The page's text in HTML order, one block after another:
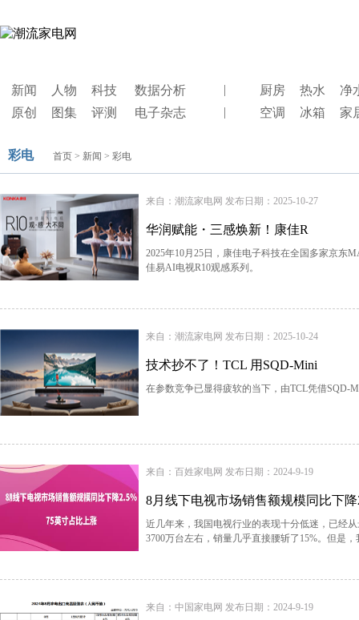
新闻 人物 科技 数据分析 | 厨房 热水
净
原创
图集 评测 电子杂志 | 空调 冰箱 家
彩电 首页 > 新闻 > 彩电
来自：潮流家电网 发布日期：2025-10-27
华润赋能・三感焕新！康佳R
2025年10月25日，康佳电子科技在全国多家京东
佳易AI电视R10观感系列。
来自：潮流家电网 发布日期：2025-10-24
技术抄不了！TCL 用SQD-Mini
在参数竞争已显得疲软的当下，由TCL凭借SQD-
来自：百姓家电网 发布日期：2024-9-19
8月线下电视市场销售额规模同比下降
近几年来，我国电视行业的表现十分低迷，已经
3700万台左右，销量几乎直接腰斩了15%。但是
来自：中国家电网 发布日期：2024-9-19